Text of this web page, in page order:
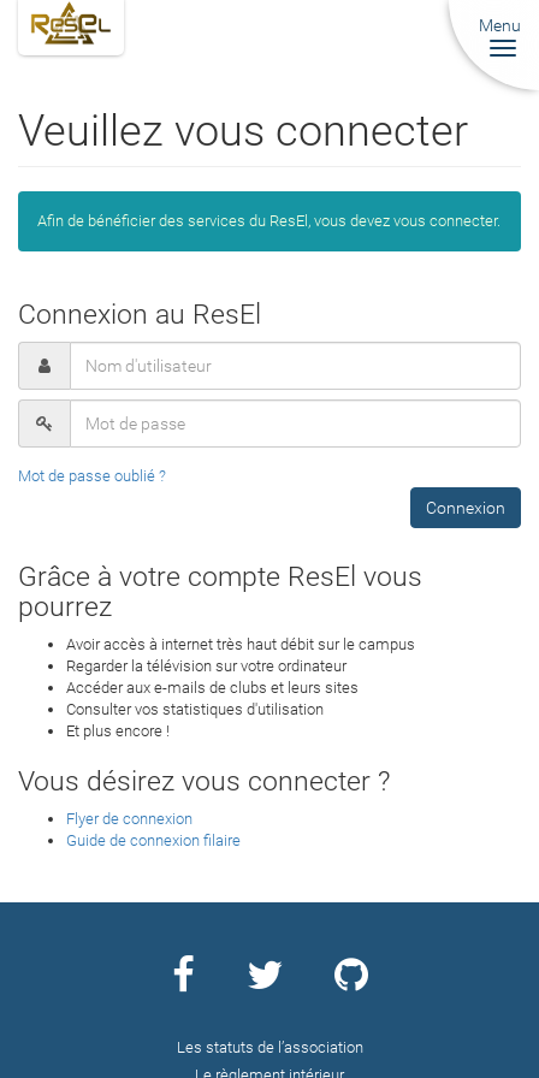
Menu
Veuillez vous connecter
Afin de bénéficier des services du ResEl, vous devez vous connecter.
Connexion au ResEl
Mot de passe oublié ?
Connexion
Grâce à votre compte ResEl vous
pourrez
Avoir accès à internet très haut débit sur le campus
Regarder la télévision sur votre ordinateur
Accéder aux e-mails de clubs et leurs sites
Consulter vos statistiques d'utilisation
Et plus encore !
Vous désirez vous connecter ?
Flyer de connexion
Guide de connexion filaire
Les statuts de l’association